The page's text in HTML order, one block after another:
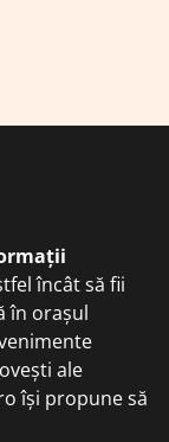
încât să fii
în orașul
ale
își propune să